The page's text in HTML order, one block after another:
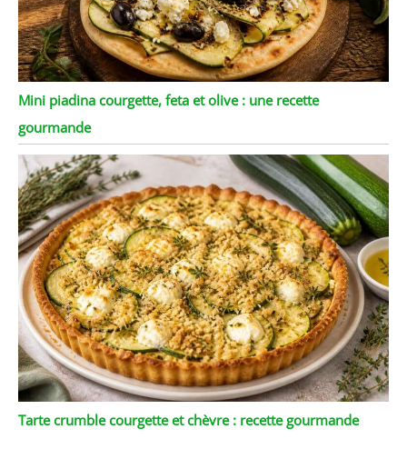
Mini piadina courgette, feta et olive : une recette
gourmande
Tarte crumble courgette et chèvre : recette gourmande